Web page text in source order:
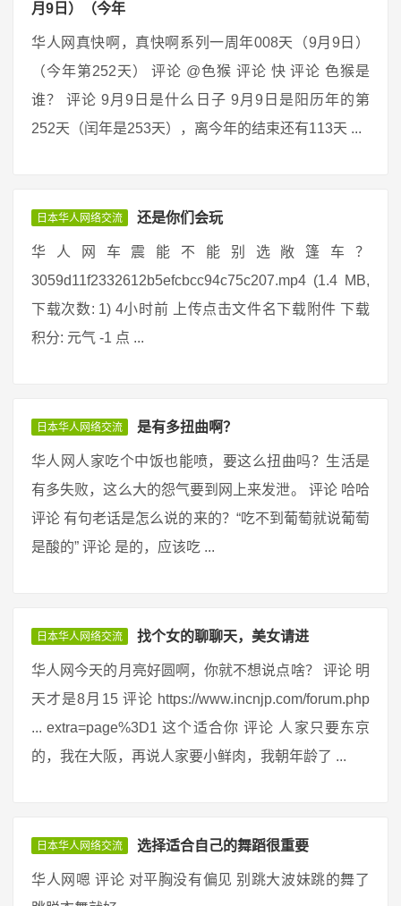
月9日）（今年
华人网真快啊，真快啊系列一周年008天（9月9日）
（今年第252天） 评论 @色猴 评论 快 评论 色猴是
谁？ 评论 9月9日是什么日子 9月9日是阳历年的第
252天（闰年是253天），离今年的结束还有113天 ...
日本华人网络交流 还是你们会玩
华人网车震能不能别选敞篷车？
3059d11f2332612b5efcbcc94c75c207.mp4 (1.4 MB,
下载次数: 1) 4小时前 上传点击文件名下载附件 下载
积分: 元气 -1 点 ...
日本华人网络交流 是有多扭曲啊？
华人网人家吃个中饭也能喷，要这么扭曲吗？生活是
有多失败，这么大的怨气要到网上来发泄。 评论 哈哈
评论 有句老话是怎么说的来的？“吃不到葡萄就说葡萄
是酸的” 评论 是的，应该吃 ...
日本华人网络交流 找个女的聊聊天，美女请进
华人网今天的月亮好圆啊，你就不想说点啥？ 评论 明
天才是8月15 评论 https://www.incnjp.com/forum.php
... extra=page%3D1 这个适合你 评论 人家只要东京
的，我在大阪，再说人家要小鲜肉，我朝年龄了 ...
日本华人网络交流 选择适合自己的舞蹈很重要
华人网嗯 评论 对平胸没有偏见 别跳大波妹跳的舞了